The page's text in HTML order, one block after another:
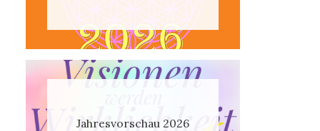
Jahresvorschau 2026